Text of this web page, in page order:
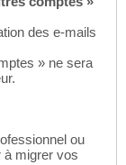
des e-mails
» ne sera
ou
à migrer vos